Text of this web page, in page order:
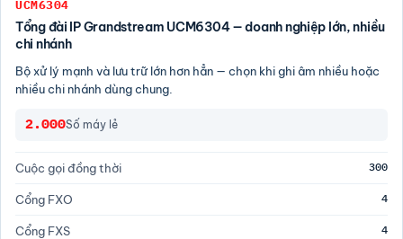
UCM6304
Tổng đài IP Grandstream UCM6304 — doanh nghiệp lớn, nhiều
chi nhánh
Bộ xử lý mạnh và lưu trữ lớn hơn hẳn — chọn khi ghi âm nhiều hoặc
nhiều chi nhánh dùng chung.
2.000Số máy lẻ
Cuộc gọi đồng thời 300
Cổng FXO 4
Cổng FXS 4